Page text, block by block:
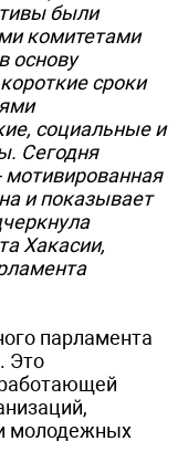
были
комитетами
основу
сроки
социальные и
Сегодня
и показывает
Хакасии,
парламента
Это
работающей
молодежных